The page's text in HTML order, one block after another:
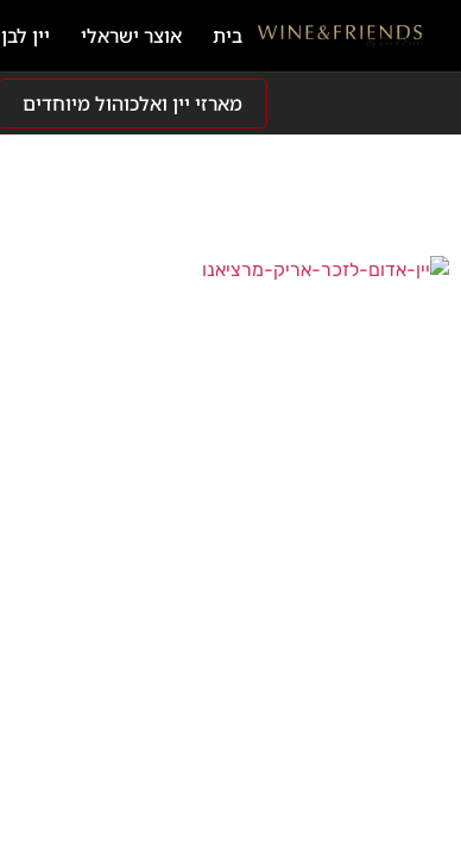
בית אוצר ישראלי יין לבן
מארזי יין ואלכוהול מיוחדים